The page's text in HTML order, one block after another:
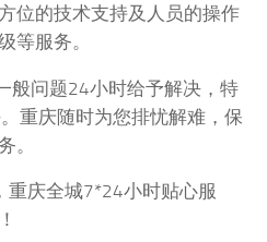
位的技术支持及人员的操作
等服务。
般问题24小时给予解决，特
重庆随时为您排忧解难，保
。
重庆全城7*24小时贴心服